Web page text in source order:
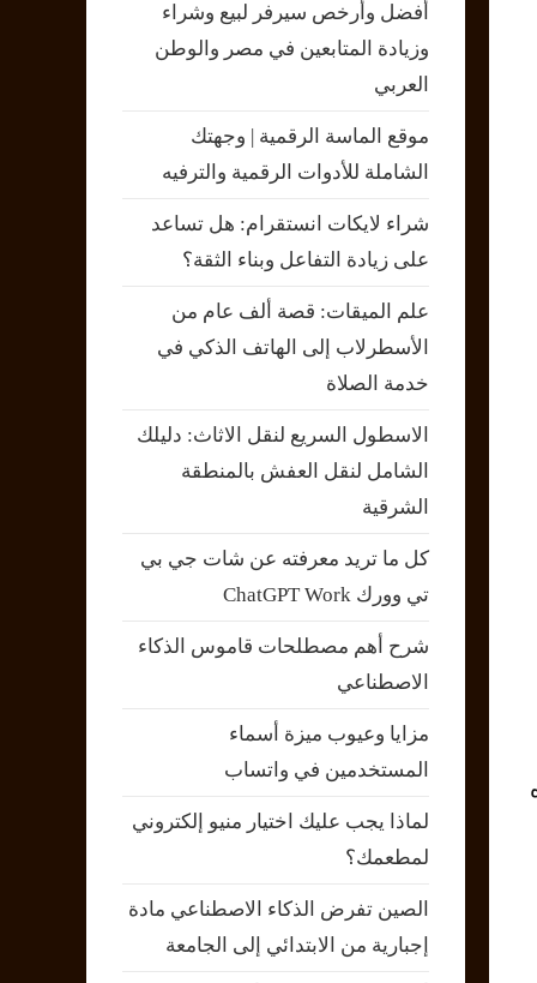
أفضل وأرخص سيرفر لبيع وشراء
وزيادة المتابعين في مصر والوطن
العربي
موقع الماسة الرقمية | وجهتك
الشاملة للأدوات الرقمية والترفيه
شراء لايكات انستقرام: هل تساعد
على زيادة التفاعل وبناء الثقة؟
علم الميقات: قصة ألف عام من
الأسطرلاب إلى الهاتف الذكي في
خدمة الصلاة
الاسطول السريع لنقل الاثاث: دليلك
الشامل لنقل العفش بالمنطقة
الشرقية
كل ما تريد معرفته عن شات جي بي
تي وورك ChatGPT Work
شرح أهم مصطلحات قاموس الذكاء
الاصطناعي
مزايا وعيوب ميزة أسماء
المستخدمين في واتساب
لماذا يجب عليك اختيار منيو إلكتروني
لمطعمك؟
الصين تفرض الذكاء الاصطناعي مادة
إجبارية من الابتدائي إلى الجامعة